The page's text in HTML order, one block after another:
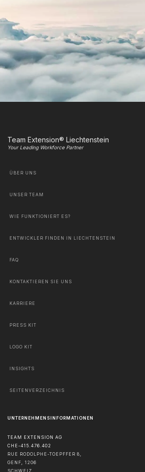
Team Extension® Liechtenstein
Your Leading Workforce Partner
ÜBER UNS
UNSER TEAM
WIE FUNKTIONIERT ES?
ENTWICKLER FINDEN IN LIECHTENSTEIN
FAQ
KONTAKTIEREN SIE UNS
KARRIERE
PRESS KIT
LOGO KIT
INSIGHTS
SEITENVERZEICHNIS
UNTERNEHMENSINFORMATIONEN
TEAM EXTENSION AG
CHE-415.476.402
RUE RODOLPHE-TOEPFFER 8,
GENF, 1206